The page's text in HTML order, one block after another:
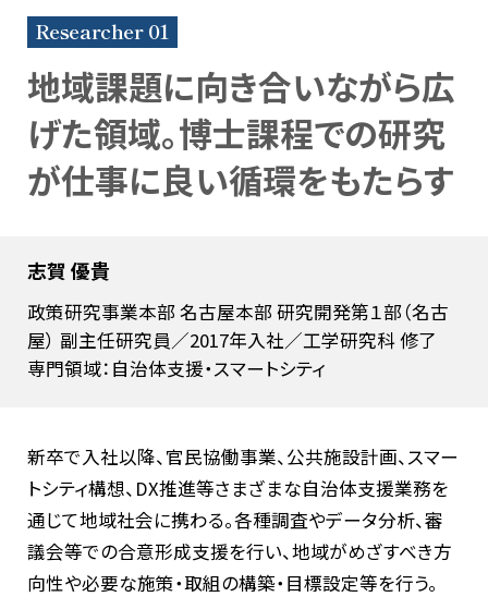
働く環境
人材育成
多様な働き方
報
募集要項
よくある質問
イベント情報
インターンシップ情報
開催概要・レポート
Researcher 01
地域課題に向き合いながら広
げた領域。博士課程での研究
が仕事に良い循環をもたらす
志賀 優貴
政策研究事業本部 名古屋本部 研究開発第１部（名古
屋） 副主任研究員／2017年入社／工学研究科 修了
専門領域：自治体支援・スマートシティ
新卒で入社以降、官民協働事業、公共施設計画、スマー
トシティ構想、DX推進等さまざまな自治体支援業務を
通じて地域社会に携わる。各種調査やデータ分析、審
議会等での合意形成支援を行い、地域がめざすべき方
向性や必要な施策・取組の構築・目標設定等を行う。